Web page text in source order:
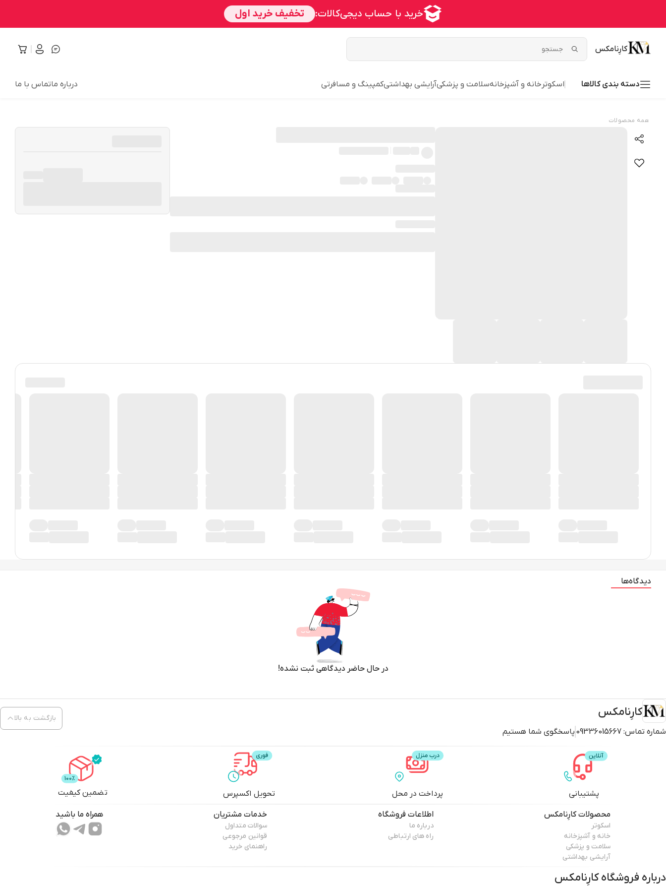
کارِنامکس
دسته بندی کالاها اسکوتر خانه و آشپزخانهسلامت و پزشکیآرایشی بهداشتیکمپینگ و مسافرتی درباره ماتماس با ما
همه محصولات
دیدگاه‌ها
در حال حاضر دیدگاهی ثبت نشده!
کارِنامکس
شماره تماس: 09336015667 پاسخگوی شما هستیم
بازگشت به بالا
پشتیبانی پرداخت در محل تحویل اکسپرس تضمین کیفیت
محصولاتکارِنامکس
اسکوتر
خانه و آشپزخانه
سلامت و پزشکی
آرایشی بهداشتی
اطلاعات فروشگاه
درباره ما
راه های ارتباطی
خدمات مشتریان
سوالات متداول
قوانین مرجوعی
راهنمای خرید
همراه ما باشید
درباره فروشگاهکارِنامکس